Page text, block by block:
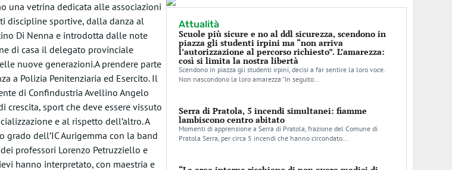
una vetrina dedicata alle associazioni
discipline sportive, dalla danza al
Di Nenna e introdotta dalle note
di casa il delegato provinciale
nuove generazioni.A prendere parte
a Polizia Penitenziaria ed Esercito. Il
di Confindustria Avellino Angelo
crescita, sport che deve essere vissuto
e al rispetto dell’altro. A
dell’IC Aurigemma con la band
professori Lorenzo Petruzziello e
hanno interpretato, con maestria e
Attualità
Scuole più sicure e no al ddl sicurezza, scendono in
piazza gli studenti irpini ma “non arriva
l’autorizzazione al percorso richiesto”. L’amarezza:
così si limita la nostra libertà
Scendono in piazza gli studenti irpini, decisi a far sentire la loro voce.
Non nascondono la loro amarezza “In seguito…
Serra di Pratola, 5 incendi simultanei: fiamme
lambiscono centro abitato
Momenti di apprensione a Serra di Pratola, frazione del Comune di
Pratola Serra, per circa 5 incendi che hanno circondato…